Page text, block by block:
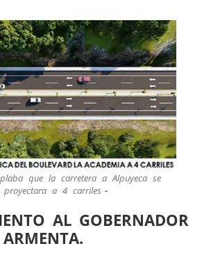
que la carretera a Alpuyeca se
proyectara a 4 carriles
AL GOBERNADOR